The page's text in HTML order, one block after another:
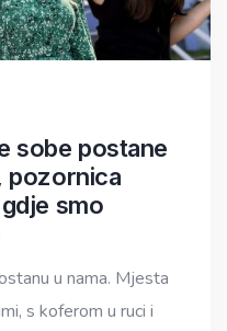
sobe postane
pozornica
smo
u nama. Mjesta
s koferom u ruci i